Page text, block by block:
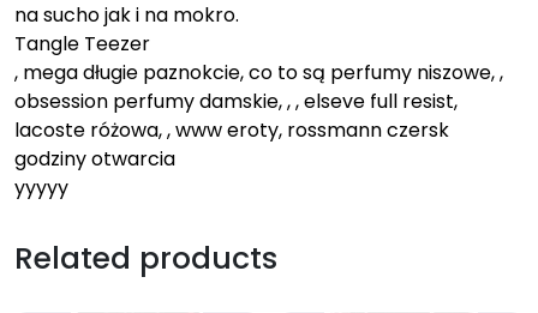
na sucho jak i na mokro.
Tangle Teezer
, mega długie paznokcie, co to są perfumy niszowe, ,
obsession perfumy damskie, , , elseve full resist,
lacoste różowa, , www eroty, rossmann czersk
godziny otwarcia
yyyyy
Related products